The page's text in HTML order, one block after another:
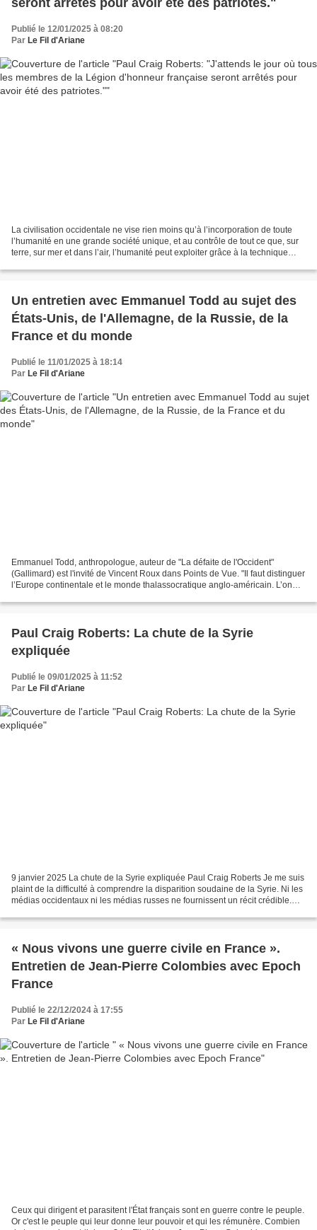
seront arrêtés pour avoir été des patriotes."
Publié le 12/01/2025 à 08:20
Par Le Fil d'Ariane
La civilisation occidentale ne vise rien moins qu’à l’incorporation de toute
l’humanité en une grande société unique, et au contrôle de tout ce que, sur
terre, sur mer et dans l’air, l’humanité peut exploiter grâce à la technique
Un entretien avec Emmanuel Todd au sujet des
États-Unis, de l'Allemagne, de la Russie, de la
France et du monde
Publié le 11/01/2025 à 18:14
Par Le Fil d'Ariane
Emmanuel Todd, anthropologue, auteur de "La défaite de l'Occident"
(Gallimard) est l'invité de Vincent Roux dans Points de Vue. "Il faut distinguer
l’Europe continentale et le monde thalassocratique anglo-américain. L’on
Paul Craig Roberts: La chute de la Syrie
expliquée
Publié le 09/01/2025 à 11:52
Par Le Fil d'Ariane
9 janvier 2025 La chute de la Syrie expliquée Paul Craig Roberts Je me suis
plaint de la difficulté à comprendre la disparition soudaine de la Syrie. Ni les
médias occidentaux ni les médias russes ne fournissent un récit crédible.
« Nous vivons une guerre civile en France ».
Entretien de Jean-Pierre Colombies avec Epoch
France
Publié le 22/12/2024 à 17:55
Par Le Fil d'Ariane
Ceux qui dirigent et parasitent l'État français sont en guerre contre le peuple.
Or c'est le peuple qui leur donne leur pouvoir et qui les rémunère. Combien